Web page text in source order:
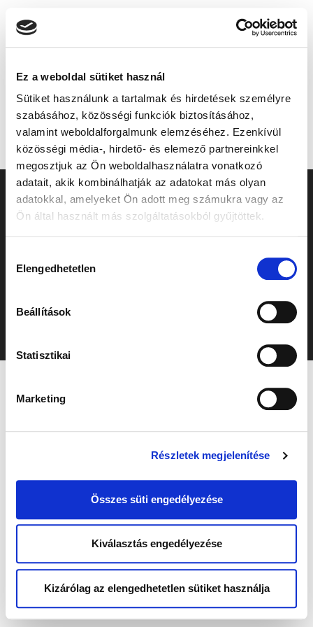
Ez a weboldal sütiket használ
Sütiket használunk a tartalmak és hirdetések személyre
szabásához, közösségi funkciók biztosításához,
valamint weboldalforgalmunk elemzéséhez. Ezenkívül
közösségi média-, hirdető- és elemező partnereinkkel
megosztjuk az Ön weboldalhasználatra vonatkozó
adatait, akik kombinálhatják az adatokat más olyan
adatokkal, amelyeket Ön adott meg számukra vagy az
Ön által használt más szolgáltatásokból gyűjtöttek.
kiválasztása
Elengedhetetlen
Beállítások
Statisztikai
Marketing
Részletek megjelenítése
Összes süti engedélyezése
Kiválasztás engedélyezése
Kizárólag az elengedhetetlen sütiket használja
Autor:Speer
Walter
info@unitrade-auto.hu